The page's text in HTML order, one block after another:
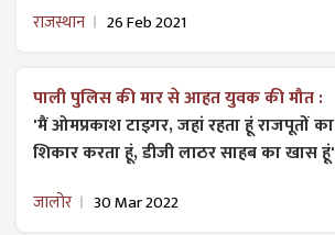
राजस्थान 26 Feb 2021
पाली पुलिस की मार से आहत युवक की मौत :
'मैं ओमप्रकाश टाइगर, जहां रहता हूं राजपूतों का
शिकार करता हूं, डीजी लाठर साहब का खास हूं'
जालोर 30 Mar 2022